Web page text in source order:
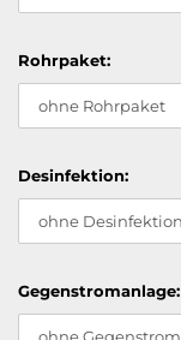
Rohrpaket:
Desinfektion:
Gegenstromanlage: